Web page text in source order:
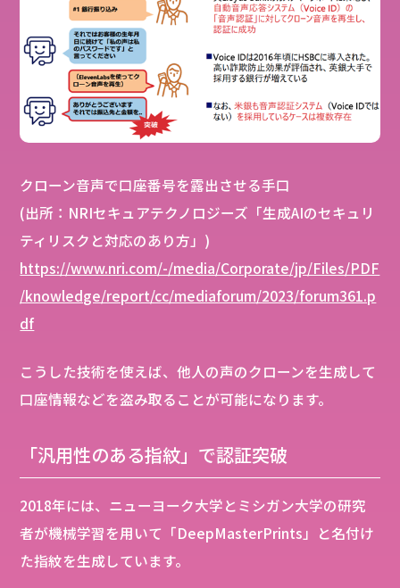
クローン音声で口座番号を露出させる手口
(出所：NRIセキュアテクノロジーズ「生成AIのセキュリ
ティリスクと対応のあり方」)
https://www.nri.com/-/media/Corporate/jp/Files/PDF
/knowledge/report/cc/mediaforum/2023/forum361.p
df
こうした技術を使えば、他人の声のクローンを生成して
口座情報などを盗み取ることが可能になります。
「汎用性のある指紋」で認証突破
2018年には、ニューヨーク大学とミシガン大学の研究
者が機械学習を用いて「DeepMasterPrints」と名付け
た指紋を生成しています。